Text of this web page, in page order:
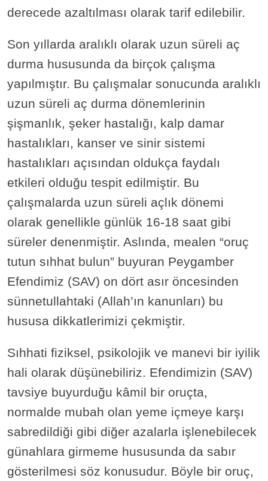
derecede azaltılması olarak tarif edilebilir.
Son yıllarda aralıklı olarak uzun süreli aç
durma hususunda da birçok çalışma
yapılmıştır. Bu çalışmalar sonucunda aralıklı
uzun süreli aç durma dönemlerinin
şişmanlık, şeker hastalığı, kalp damar
hastalıkları, kanser ve sinir sistemi
hastalıkları açısından oldukça faydalı
etkileri olduğu tespit edilmiştir. Bu
çalışmalarda uzun süreli açlık dönemi
olarak genellikle günlük 16-18 saat gibi
süreler denenmiştir. Aslında, mealen “oruç
tutun sıhhat bulun” buyuran Peygamber
Efendimiz (SAV) on dört asır öncesinden
sünnetullahtaki (Allah’ın kanunları) bu
hususa dikkatlerimizi çekmiştir.
Sıhhati fiziksel, psikolojik ve manevi bir iyilik
hali olarak düşünebiliriz. Efendimizin (SAV)
tavsiye buyurduğu kâmil bir oruçta,
normalde mubah olan yeme içmeye karşı
sabredildiği gibi diğer azalarla işlenebilecek
günahlara girmeme hususunda da sabır
gösterilmesi söz konusudur. Böyle bir oruç,